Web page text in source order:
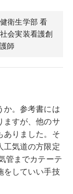
衛生学部 看
会実装看護創
師
か。参考書には
ますが、他のサ
ありました。そ
工気道の方限定
管までカテーテ
をしていい手技